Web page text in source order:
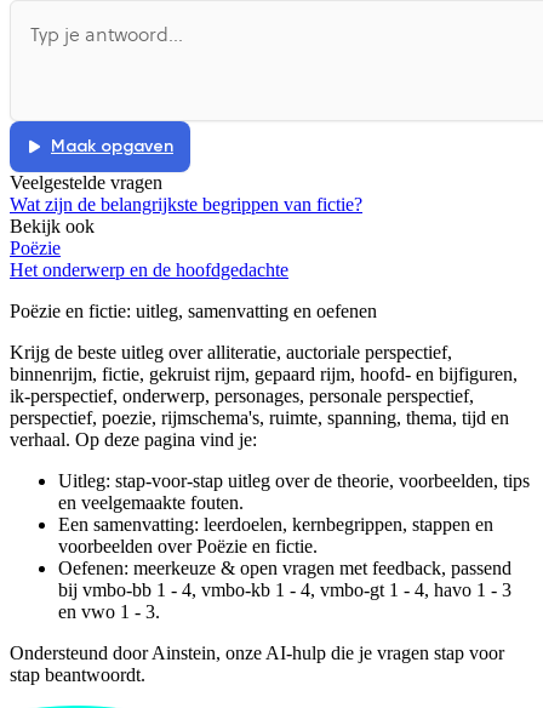
Maak opgaven
Veelgestelde vragen
Wat zijn de belangrijkste begrippen van fictie?
Bekijk ook
Poëzie
Het onderwerp en de hoofdgedachte
Poëzie en fictie: uitleg, samenvatting en oefenen
Krijg de beste uitleg over alliteratie, auctoriale perspectief,
binnenrijm, fictie, gekruist rijm, gepaard rijm, hoofd- en bijfiguren,
ik-perspectief, onderwerp, personages, personale perspectief,
perspectief, poezie, rijmschema's, ruimte, spanning, thema, tijd en
verhaal. Op deze pagina vind je:
Uitleg: stap-voor-stap uitleg over de theorie, voorbeelden, tips
en veelgemaakte fouten.
Een samenvatting: leerdoelen, kernbegrippen, stappen en
voorbeelden overPoëzie en fictie.
Oefenen: meerkeuze & open vragen met feedback, passend
bij vmbo-bb 1 - 4, vmbo-kb 1 - 4, vmbo-gt 1 - 4, havo 1 - 3
en vwo 1 - 3.
Ondersteund door Ainstein, onze AI-hulp die je vragen stap voor
stap beantwoordt.